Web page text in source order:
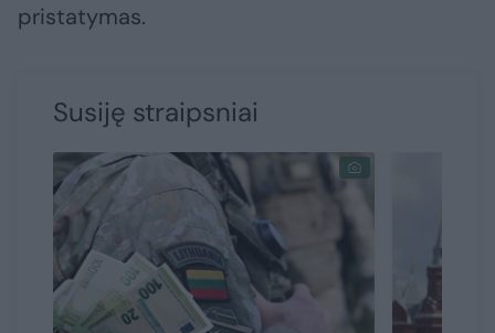
pristatymas.
Susiję straipsniai